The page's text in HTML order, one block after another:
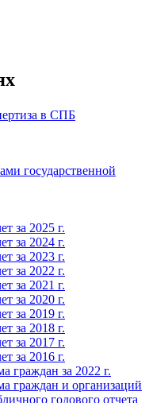
в СПБ
государственной
за 2025 г.
за 2024 г.
за 2023 г.
за 2022 г.
за 2021 г.
за 2020 г.
за 2019 г.
за 2018 г.
за 2017 г.
за 2016 г.
граждан за 2022 г.
граждан и организаций
годового отчета